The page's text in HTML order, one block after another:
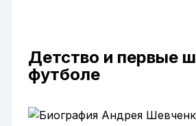
Детство и первые
футболе